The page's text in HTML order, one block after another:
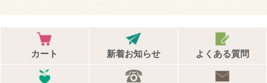
カート 新着お知らせ よくある質問